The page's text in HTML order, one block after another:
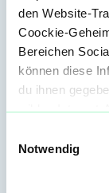
den Website-
Coockie-
Bereichen
können diese
du ihnen
wilden Internet-
Notwendig
Erstrezept:
ist, prüft der
schnell und
über die
Deinen
empfehlen.